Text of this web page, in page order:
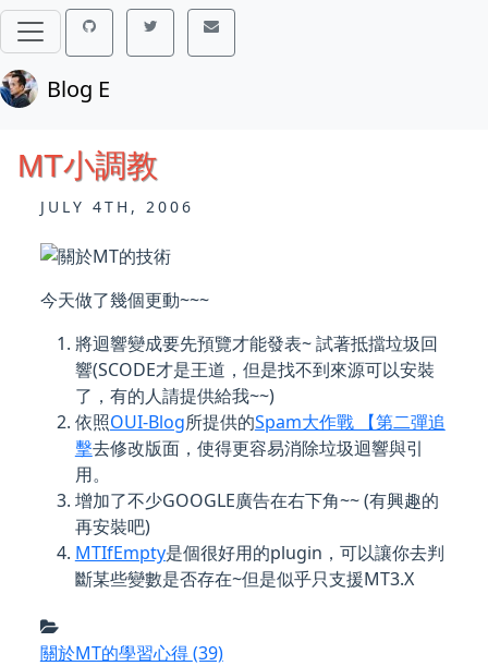
Blog E
MT小調教
JULY 4TH, 2006
今天做了幾個更動~~~
將迴響變成要先預覽才能發表~ 試著抵擋垃圾回
響(SCODE才是王道，但是找不到來源可以安裝
了，有的人請提供給我~~)
依照OUI-Blog所提供的Spam大作戰 【第二彈追
擊去修改版面，使得更容易消除垃圾迴響與引
用。
增加了不少GOOGLE廣告在右下角~~ (有興趣的
再安裝吧)
MTIfEmpty是個很好用的plugin，可以讓你去判
斷某些變數是否存在~但是似乎只支援MT3.X
關於MT的學習心得(39)